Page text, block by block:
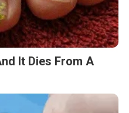
It Dies From A